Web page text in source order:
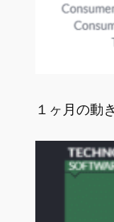
１ヶ月の動き